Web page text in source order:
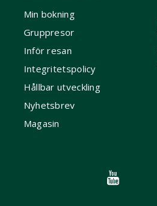
Min bokning
Gruppresor
Inför resan
Integritetspolicy
Hållbar utveckling
Nyhetsbrev
Magasin